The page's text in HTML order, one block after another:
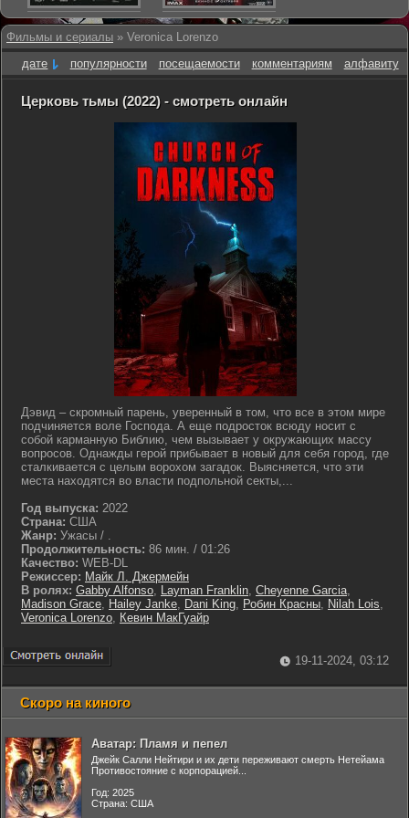
Фильмы и сериалы » Veronica Lorenzo
дате
популярности посещаемости комментариям алфавиту
Церковь тьмы (2022) - смотреть онлайн
Дэвид – скромный парень, уверенный в том, что все в этом мире
подчиняется воле Господа. А еще подросток всюду носит с
собой карманную Библию, чем вызывает у окружающих массу
вопросов. Однажды герой прибывает в новый для себя город, где
сталкивается с целым ворохом загадок. Выясняется, что эти
места находятся во власти подпольной секты,...
Год выпуска: 2022
Страна: США
Жанр: Ужасы / .
Продолжительность: 86 мин. / 01:26
Качество: WEB-DL
Режиссер: Майк Л. Джермейн
В ролях: Gabby Alfonso, Layman Franklin, Cheyenne Garcia,
Madison Grace, Hailey Janke, Dani King, Робин Красны, Nilah Lois,
Veronica Lorenzo, Кевин МакГуайр
19-11-2024, 03:12
Скоро на киного
Аватар: Пламя и пепел
Джейк Салли Нейтири и их дети переживают смерть Нетейама
Противостояние с корпорацией...
Год: 2025
Страна: США